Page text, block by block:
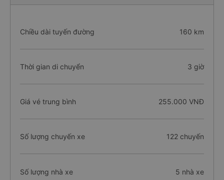
Chiều dài tuyến đường 160 km
Thời gian di chuyển 3 giờ
Giá vé trung bình 255.000 VNĐ
Số lượng chuyến xe 122 chuyến
Số lượng nhà xe 5 nhà xe